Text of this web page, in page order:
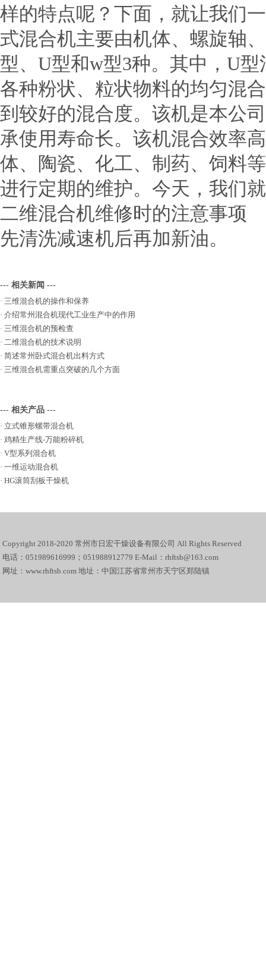
样的特点呢？下面，就让我
式混合机主要由机体、螺旋轴
型、U型和w型3种。其中，U
各种粉状、粒状物料的均匀混
到较好的混合度。该机是本公
承使用寿命长。该机混合效率
体、陶瓷、化工、制药、饲
进行定期的维护。今天，我
二维混合机维修时的注意事
先清洗减速机后再加新油。
--- 相关新闻 ---
· 三维混合机的操作和保养
· 介绍常州混合机现代工业生产中的作用
· 三维混合机的预检查
· 二维混合机的技术说明
· 简述常州卧式混合机出料方式
· 三维混合机需重点突破的几个方面
--- 相关产品 ---
· 立式锥形螺带混合机
· 鸡精生产线-万能粉碎机
· V型系列混合机
· 一维运动混合机
· HG滚筒刮板干燥机
Copyright 2018-2020 常州市日宏干燥设备有限公司 All Rights Reserved
电话：051989616999；051988912779 E-Mail：rhftsb@163.com
网址：www.rhftsb.com 地址：中国江苏省常州市天宁区郑陆镇